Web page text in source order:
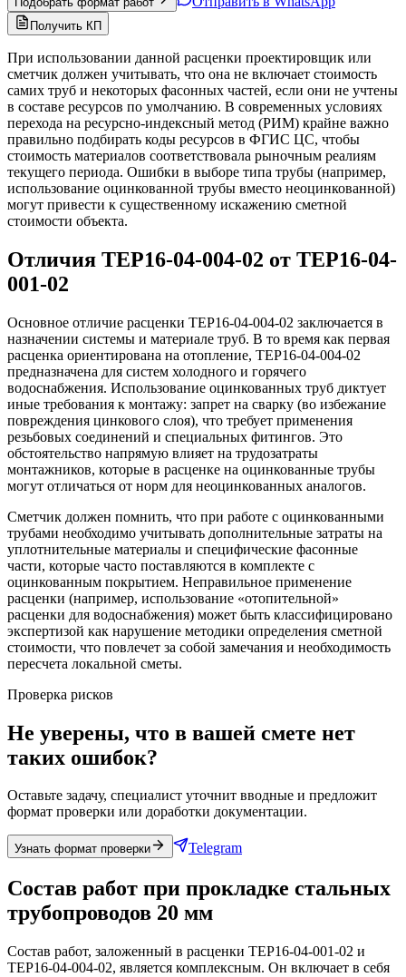
Получить КП
При использовании данной расценки проектировщик или
сметчик должен учитывать, что она не включает стоимость
самих труб и некоторых фасонных частей, если они не учтены
в составе ресурсов по умолчанию. В современных условиях
перехода на ресурсно-индексный метод (РИМ) крайне важно
правильно подбирать коды ресурсов в ФГИС ЦС, чтобы
стоимость материалов соответствовала рыночным реалиям
текущего периода. Ошибки в выборе типа трубы (например,
использование оцинкованной трубы вместо неоцинкованной)
могут привести к существенному искажению сметной
стоимости объекта.
Отличия ТЕР16-04-004-02 от ТЕР16-04-
001-02
Основное отличие расценки ТЕР16-04-004-02 заключается в
назначении системы и материале труб. В то время как первая
расценка ориентирована на отопление, ТЕР16-04-004-02
предназначена для систем холодного и горячего
водоснабжения. Использование оцинкованных труб диктует
иные требования к монтажу: запрет на сварку (во избежание
повреждения цинкового слоя), что требует применения
резьбовых соединений и специальных фитингов. Это
обстоятельство напрямую влияет на трудозатраты
монтажников, которые в расценке на оцинкованные трубы
могут отличаться от норм для неоцинкованных аналогов.
Сметчик должен помнить, что при работе с оцинкованными
трубами необходимо учитывать дополнительные затраты на
уплотнительные материалы и специфические фасонные
части, которые часто поставляются в комплекте с
оцинкованным покрытием. Неправильное применение
расценки (например, использование «отопительной»
расценки для водоснабжения) может быть классифицировано
экспертизой как нарушение методики определения сметной
стоимости, что повлечет за собой замечания и необходимость
пересчета локальной сметы.
Проверка рисков
Не уверены, что в вашей смете нет
таких ошибок?
Оставьте задачу, специалист уточнит вводные и предложит
формат проверки или доработки документации.
Узнать формат проверки Telegram
Состав работ при прокладке стальных
трубопроводов 20 мм
Состав работ, заложенный в расценки ТЕР16-04-001-02 и
ТЕР16-04-004-02, является комплексным. Он включает в себя